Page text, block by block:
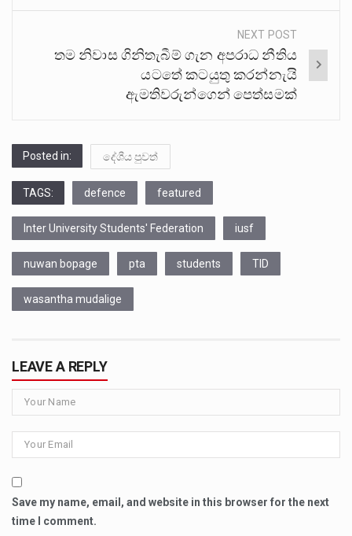
NEXT POST
තම නිවාස ගිනිතැබීම් ගැන අපරාධ නීතිය
යටතේ කටයුතු කරන්නැයි
ඇමතිවරුන්ගෙන් පෙත්සමක්
Posted in: දේශීය පුවත්
TAGS: defence featured
Inter University Students' Federation iusf
nuwan bopage pta students TID
wasantha mudalige
LEAVE A REPLY
Save my name, email, and website in this browser for the next
time I comment.